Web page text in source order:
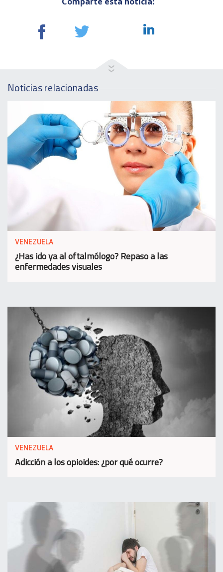
Noticias relacionadas
VENEZUELA
¿Has ido ya al oftalmólogo? Repaso a las
enfermedades visuales
VENEZUELA
Adicción a los opioides: ¿por qué ocurre?